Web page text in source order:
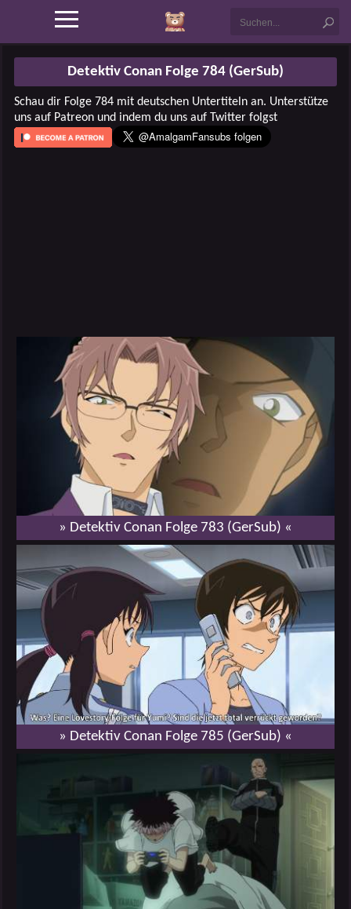
Detektiv Conan Folge 784 (GerSub)
Schau dir Folge 784 mit deutschen Untertiteln an. Unterstütze
uns auf Patreon und indem du uns auf Twitter folgst
» Detektiv Conan Folge 783 (GerSub) «
» Detektiv Conan Folge 785 (GerSub) «